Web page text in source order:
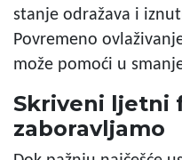
stanje odražava i
Povremeno
može pomoći u
Skriveni ljetni
zaboravljamo